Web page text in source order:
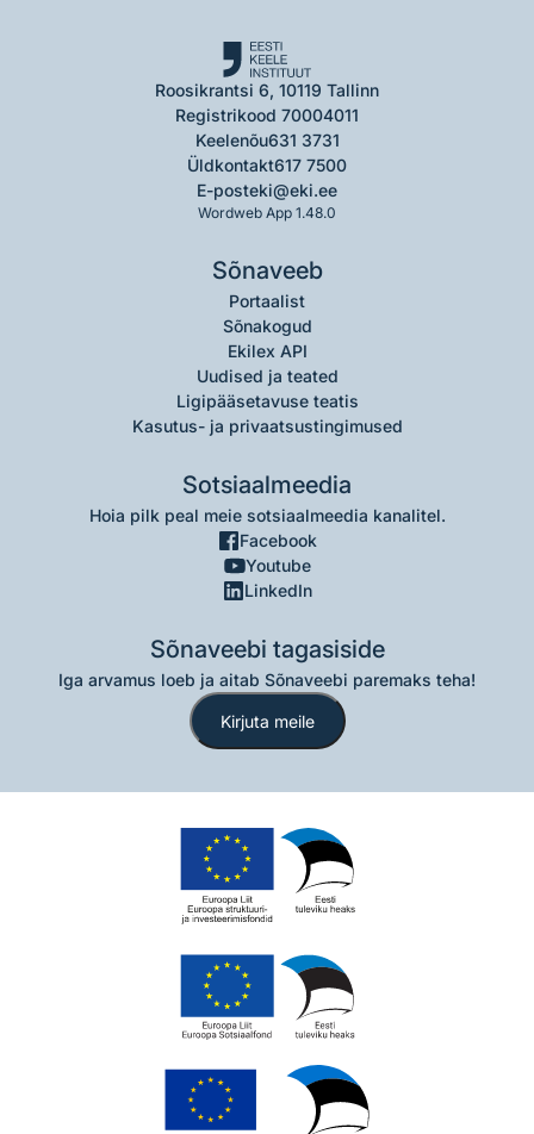
Roosikrantsi 6, 10119 Tallinn
Registrikood 70004011
Keelenõu631 3731
Üldkontakt617 7500
E-posteki@eki.ee
Wordweb App 1.48.0
Sõnaveeb
Portaalist
Sõnakogud
Ekilex API
Uudised ja teated
Ligipääsetavuse teatis
Kasutus- ja privaatsustingimused
Sotsiaalmeedia
Hoia pilk peal meie sotsiaalmeedia kanalitel.
Facebook
Youtube
LinkedIn
Sõnaveebi tagasiside
Iga arvamus loeb ja aitab Sõnaveebi paremaks teha!
Kirjuta meile